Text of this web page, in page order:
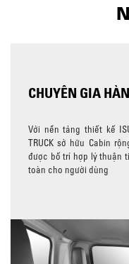
CHUYÊN GIA
Với nền tảng thiết kế
TRUCK sở hữu Cabin
được bố trí hợp lý thuận
toàn cho người dùng